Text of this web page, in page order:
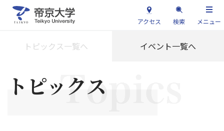
アクセス 検索 メニュー
トピックス一覧へ イベント一覧へ
トピックス